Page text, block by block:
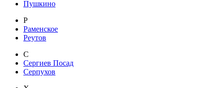
Пушкино
Р
Раменское
Реутов
С
Сергиев Посад
Серпухов